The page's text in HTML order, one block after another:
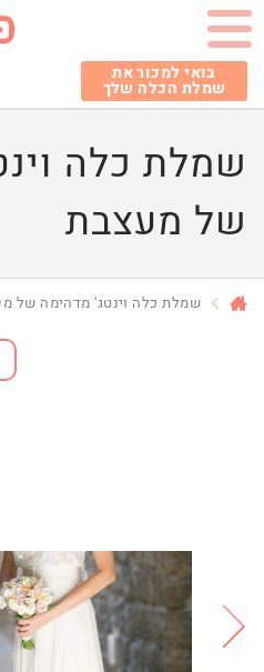
בואי למכור את
שמלת הכלה שלך
שמלת כלה
של מעצבת
שמלת כלה וינטג' מדהימה של